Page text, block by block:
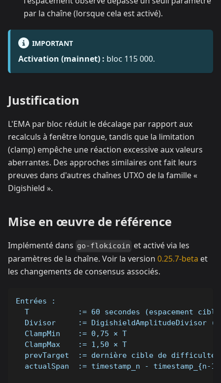
par la chaîne (lorsque cela est activé).
IMPORTANT
Activation (mainnet) : bloc 115 000.
Justification
L'EMA par bloc réduit le décalage par rapport aux
recalculs à fenêtre longue, tandis que la limitation
(clamp) empêche une réaction excessive aux valeurs
aberrantes. Des approches similaires ont fait leurs
preuves dans d'autres chaînes UTXO de la famille «
Digishield ».
Mise en œuvre de référence
Implémenté dans go-flokicoin et activé via les
paramètres de la chaîne. Voir la version 0.25.7-beta et
les changements de consensus associés.
Entrées :
T           := 60 secondes (espacement
Divisor     := DigishieldAmplitudeDivisor
  ClampMin    := 0,75 × T
  ClampMax    := 1,50 × T
prevTarget  := dernière cible de difficulté
  actualSpan  := timestamp_n - timestamp_{n-1}